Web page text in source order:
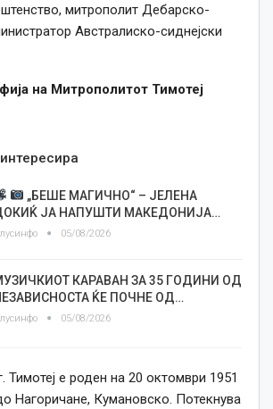
митрополит Дебарско-
Австралиско-сиднејски
на Митрополитот Тимотеј
„БЕШЕ МАГИЧНО“ – ЈЕЛЕНА
ЈА НАПУШТИ МАКЕДОНИЈА…
05/08/2026
КАРАВАН ЗА 35 ГОДИНИ ОД
ЌЕ ПОЧНЕ ОД…
05/08/2026
Тимотеј е роден на 20 октомври 1951
Нагоричане, Кумановско. Потекнува